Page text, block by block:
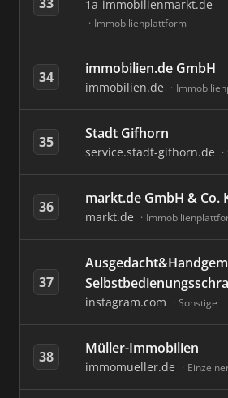
1a-immobilienmarkt.de
Immobilienplattform
34 immobilien.de GmbH
immobilien.de
35 Stadt Gifhorn
service.stadt-gifhorn.de
36 markt.de GmbH & Co.
markt.de
37
instagram.com Sonstige
38 Müller-Immobilien
immomueller.de